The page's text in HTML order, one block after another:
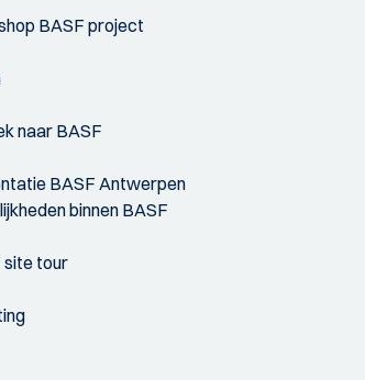
BASF project
naar BASF
BASF Antwerpen
binnen BASF
site tour